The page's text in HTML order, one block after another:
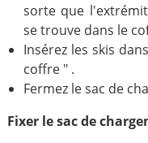
sorte que
se trouve dans le
Insérez les skis
coffre " .
Fermez le sac de
Fixer le sac de